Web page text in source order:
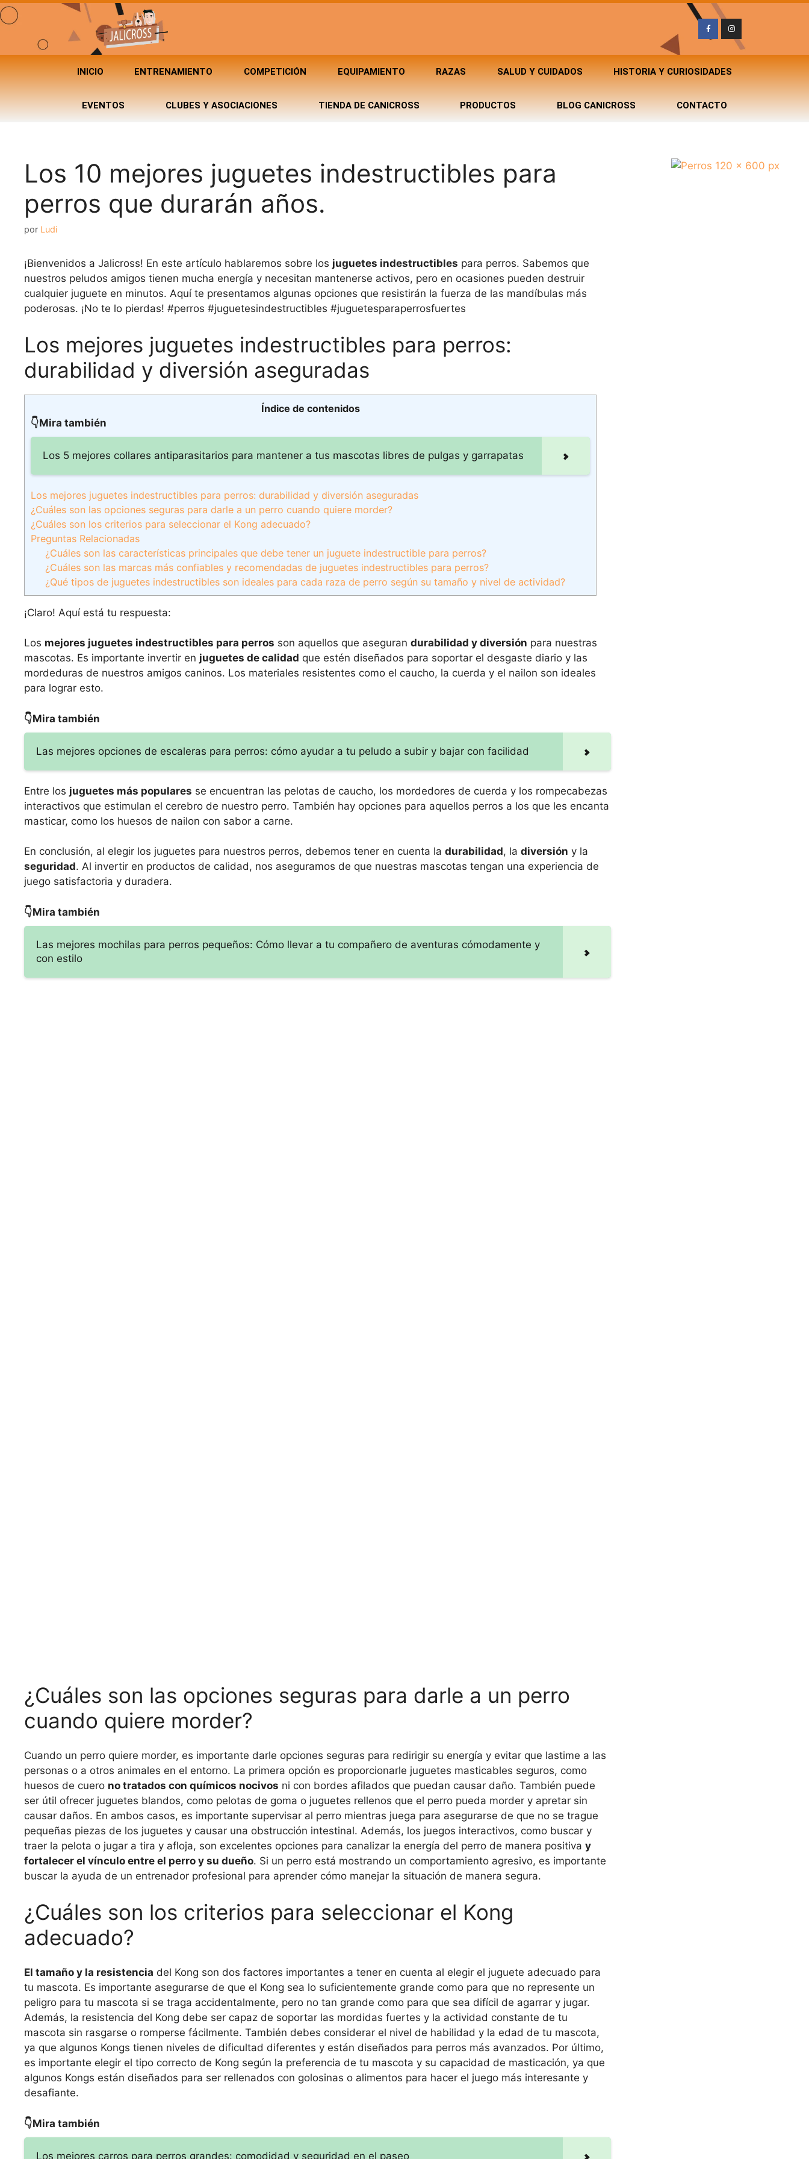
INICIO ENTRENAMIENTO COMPETICIÓN EQUIPAMIENTO RAZAS SALUD Y CUIDADOS HISTORIA Y CURIOSIDADES
EVENTOS CLUBES Y ASOCIACIONES TIENDA DE CANICROSS PRODUCTOS BLOG CANICROSS CONTACTO
Los 10 mejores juguetes indestructibles para
perros que durarán años.
por Ludi
¡Bienvenidos a Jalicross! En este artículo hablaremos sobre los juguetes indestructibles para perros. Sabemos que
nuestros peludos amigos tienen mucha energía y necesitan mantenerse activos, pero en ocasiones pueden destruir
cualquier juguete en minutos. Aquí te presentamos algunas opciones que resistirán la fuerza de las mandíbulas más
poderosas. ¡No te lo pierdas! #perros #juguetesindestructibles #juguetesparaperrosfuertes
Los mejores juguetes indestructibles para perros:
durabilidad y diversión aseguradas
Índice de contenidos
👇Mira también
Los 5 mejores collares antiparasitarios para mantener a tus mascotas libres de pulgas y garrapatas
Los mejores juguetes indestructibles para perros: durabilidad y diversión aseguradas
¿Cuáles son las opciones seguras para darle a un perro cuando quiere morder?
¿Cuáles son los criterios para seleccionar el Kong adecuado?
Preguntas Relacionadas
¿Cuáles son las características principales que debe tener un juguete indestructible para perros?
¿Cuáles son las marcas más confiables y recomendadas de juguetes indestructibles para perros?
¿Qué tipos de juguetes indestructibles son ideales para cada raza de perro según su tamaño y nivel de actividad?
¡Claro! Aquí está tu respuesta:
Los mejores juguetes indestructibles para perros son aquellos que aseguran durabilidad y diversión para nuestras
mascotas. Es importante invertir en juguetes de calidad que estén diseñados para soportar el desgaste diario y las
mordeduras de nuestros amigos caninos. Los materiales resistentes como el caucho, la cuerda y el nailon son ideales
para lograr esto.
👇Mira también
Las mejores opciones de escaleras para perros: cómo ayudar a tu peludo a subir y bajar con facilidad
Entre los juguetes más populares se encuentran las pelotas de caucho, los mordedores de cuerda y los rompecabezas
interactivos que estimulan el cerebro de nuestro perro. También hay opciones para aquellos perros a los que les encanta
masticar, como los huesos de nailon con sabor a carne.
En conclusión, al elegir los juguetes para nuestros perros, debemos tener en cuenta la durabilidad, la diversión y la
seguridad. Al invertir en productos de calidad, nos aseguramos de que nuestras mascotas tengan una experiencia de
juego satisfactoria y duradera.
👇Mira también
Las mejores mochilas para perros pequeños: Cómo llevar a tu compañero de aventuras cómodamente y
con estilo
¿Cuáles son las opciones seguras para darle a un perro
cuando quiere morder?
Cuando un perro quiere morder, es importante darle opciones seguras para redirigir su energía y evitar que lastime a las
personas o a otros animales en el entorno. La primera opción es proporcionarle juguetes masticables seguros, como
huesos de cuero no tratados con químicos nocivos ni con bordes afilados que puedan causar daño. También puede
ser útil ofrecer juguetes blandos, como pelotas de goma o juguetes rellenos que el perro pueda morder y apretar sin
causar daños. En ambos casos, es importante supervisar al perro mientras juega para asegurarse de que no se trague
pequeñas piezas de los juguetes y causar una obstrucción intestinal. Además, los juegos interactivos, como buscar y
traer la pelota o jugar a tira y afloja, son excelentes opciones para canalizar la energía del perro de manera positiva y
fortalecer el vínculo entre el perro y su dueño. Si un perro está mostrando un comportamiento agresivo, es importante
buscar la ayuda de un entrenador profesional para aprender cómo manejar la situación de manera segura.
¿Cuáles son los criterios para seleccionar el Kong
adecuado?
El tamaño y la resistencia del Kong son dos factores importantes a tener en cuenta al elegir el juguete adecuado para
tu mascota. Es importante asegurarse de que el Kong sea lo suficientemente grande como para que no represente un
peligro para tu mascota si se traga accidentalmente, pero no tan grande como para que sea difícil de agarrar y jugar.
Además, la resistencia del Kong debe ser capaz de soportar las mordidas fuertes y la actividad constante de tu
mascota sin rasgarse o romperse fácilmente. También debes considerar el nivel de habilidad y la edad de tu mascota,
ya que algunos Kongs tienen niveles de dificultad diferentes y están diseñados para perros más avanzados. Por último,
es importante elegir el tipo correcto de Kong según la preferencia de tu mascota y su capacidad de masticación, ya que
algunos Kongs están diseñados para ser rellenados con golosinas o alimentos para hacer el juego más interesante y
desafiante.
👇Mira también
Los mejores carros para perros grandes: comodidad y seguridad en el paseo